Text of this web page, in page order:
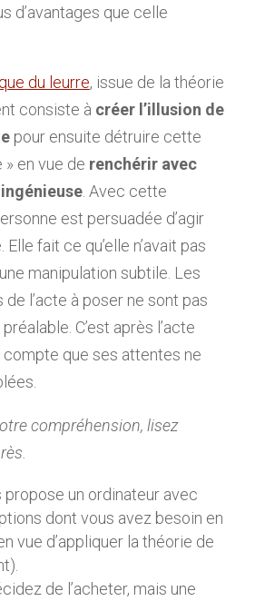
d’avantages que celle
du leurre, issue de la théorie
consiste à créer l’illusion de
pour ensuite détruire cette
en vue de renchérir avec
. Avec cette
est persuadée d’agir
fait ce qu’elle n’avait pas
manipulation subtile. Les
l’acte à poser ne sont pas
C’est après l’acte
compte que ses attentes ne
compréhension, lisez
propose un ordinateur avec
dont vous avez besoin en
vue d’appliquer la théorie de
de l’acheter, mais une